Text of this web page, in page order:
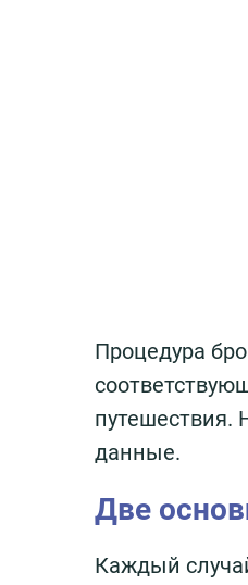
Процедура
путешествия.
данные.
Две
Каждый